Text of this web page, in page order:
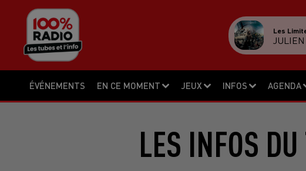
ÉVÉNEMENTS EN CE MOMENT JEUX INFOS AGENDA
Les
JULIEN
LES INFOS